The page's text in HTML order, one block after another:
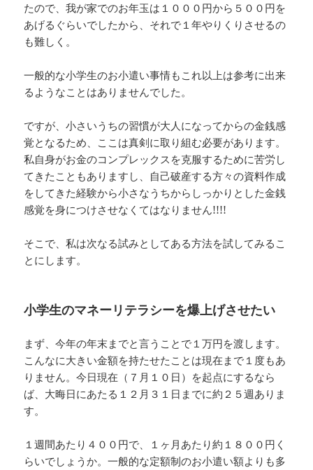
たので、我が家でのお年玉は１０００円から５００円を
あげるぐらいでしたから、それで１年やりくりさせるの
も難しく。
一般的な小学生のお小遣い事情もこれ以上は参考に出来
るようなことはありませんでした。
ですが、小さいうちの習慣が大人になってからの金銭感
覚となるため、ここは真剣に取り組む必要があります。
私自身がお金のコンプレックスを克服するために苦労し
てきたこともありますし、自己破産する方々の資料作成
をしてきた経験から小さなうちからしっかりとした金銭
感覚を身につけさせなくてはなりません!!!!
そこで、私は次なる試みとしてある方法を試してみるこ
とにします。
小学生のマネーリテラシーを爆上げさせたい
まず、今年の年末までと言うことで１万円を渡します。
こんなに大きい金額を持たせたことは現在まで１度もあ
りません。今日現在（７月１０日）を起点にするなら
ば、大晦日にあたる１２月３１日までに約２５週ありま
す。
１週間あたり４００円で、１ヶ月あたり約１８００円く
らいでしょうか。一般的な定額制のお小遣い額よりも多